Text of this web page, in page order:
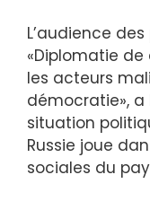
L’audience
«Diplomatie
les acteurs
démocratie»,
situation
Russie joue
sociales du